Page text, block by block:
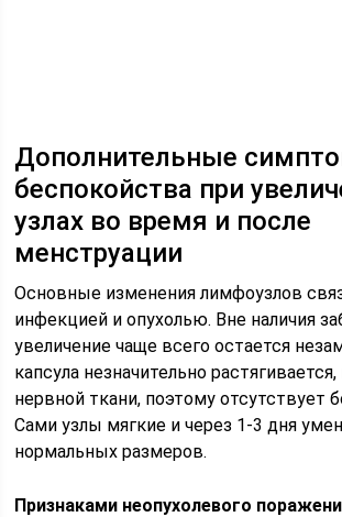
Дополнительные
беспокойства при
узлах во время и после
менструации
Основные изменения лимфоузлов
инфекцией и опухолью. Вне наличия
увеличение чаще всего остается
капсула незначительно
нервной ткани, поэтому отсутствует
Сами узлы мягкие и через 1-3 дня
нормальных размеров.
Признаками неопухолевого